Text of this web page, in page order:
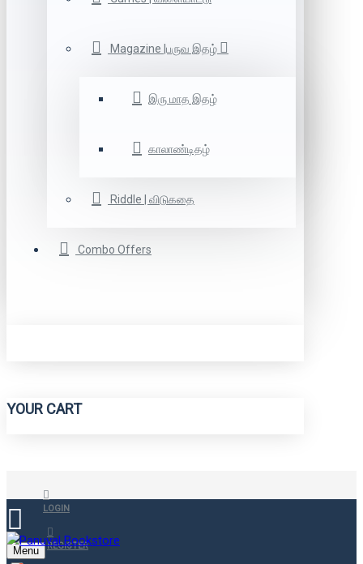
Magazine |பருவ இதழ்
இரு மாத இதழ்
காலாண்டிதழ்
Riddle | விடுகதை
Combo Offers
YOUR CART
LOGIN
REGISTER
Menu